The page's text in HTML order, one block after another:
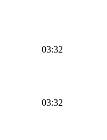
03:32
03:32